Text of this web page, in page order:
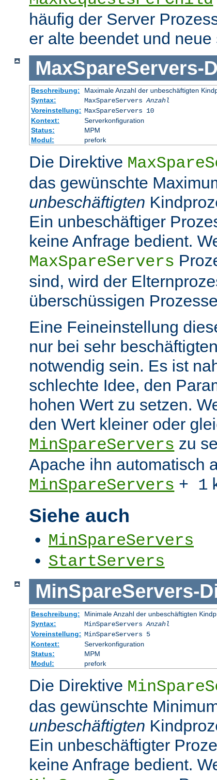
häufig der Server
er alte beendet und neue
MaxSpareServers-
Beschreibung:
Maximale Anzahl der unbeschäftigten
Syntax:
MaxSpareServersAnzahl
Voreinstellung: MaxSpareServers 10
Kontext:
Serverkonfiguration
Status:
MPM
Modul:
prefork
Die Direktive
das gewünschte
unbeschäftigten
Ein unbeschäftiger
keine Anfrage bedient.
MaxSpareServers
sind, wird der
überschüssigen
Eine Feineinstellung
nur bei sehr
notwendig sein. Es ist
schlechte Idee, den
hohen Wert zu setzen.
den Wert kleiner oder
MinSpareServers zu
Apache ihn automatisch
MinSpareServers + 1
Siehe auch
MinSpareServers
StartServers
MinSpareServers-
Beschreibung:
Minimale Anzahl der unbeschäftigten
Syntax:
MinSpareServersAnzahl
Voreinstellung: MinSpareServers 5
Kontext:
Serverkonfiguration
Status:
MPM
Modul:
prefork
Die Direktive
das gewünschte
unbeschäftigten
Ein unbeschäftigter
keine Anfrage bedient.